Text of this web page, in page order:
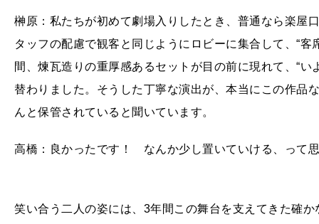
榊原：私たちが初めて劇場入りしたとき、普通なら楽屋
タッフの配慮で観客と同じようにロビーに集合して、“
間、煉瓦造りの重厚感あるセットが目の前に現れて、“
替わりました。そうした丁寧な演出が、本当にこの作品
んと保管されていると聞いています。
高橋：良かったです！ なんか少し置いていける、って
笑い合う二人の姿には、3年間この舞台を支えてきた確